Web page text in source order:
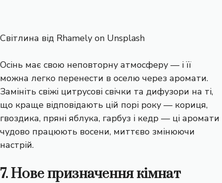
Світлина від Rhamely on Unsplash
Осінь має свою неповторну атмосферу — і її
можна легко перенести в оселю через аромати.
Замініть свіжі цитрусові свічки та дифузори на ті,
що краще відповідають цій порі року — кориця,
гвоздика, пряні яблука, гарбуз і кедр — ці аромати
чудово працюють восени, миттєво змінюючи
настрій.
7. Нове призначення кімнат